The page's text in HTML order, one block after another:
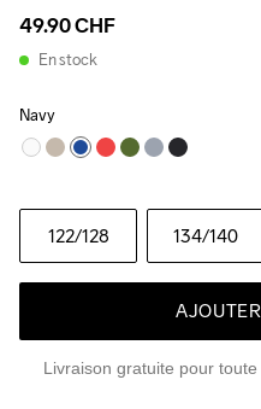
49.90 CHF
En stock
Navy
122/128 134/140
Livraison gratuite pour